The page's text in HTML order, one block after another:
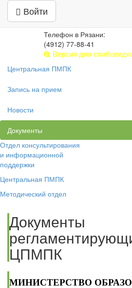
ВойтиЦентр психолого-
медицинской и
РЯЗАНСКАЯ ОБЛАСТЬ
Телефон в Рязани:
(4912) 77-88-41
Версия для
Центральная ПМПК
Запись на прием
Новости
Документы
Отдел консультирования
и информационной
поддержки
Центральная ПМПК
Методический отдел
Документы
ЦПМПК
МИНИСТЕРСТВО